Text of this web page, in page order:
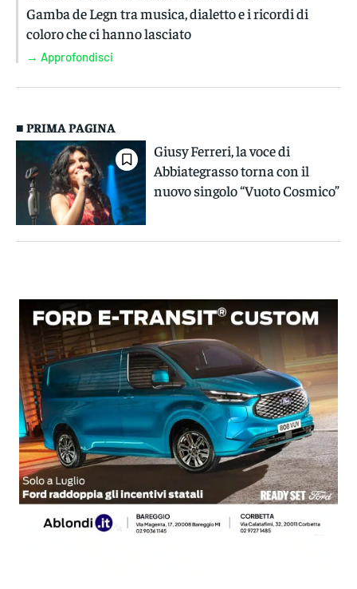
Gamba de Legn tra musica, dialetto e i ricordi di
coloro che ci hanno lasciato
→ Approfondisci
■ PRIMA PAGINA
Giusy Ferreri, la voce di
Abbiategrasso torna con il
nuovo singolo “Vuoto Cosmico”